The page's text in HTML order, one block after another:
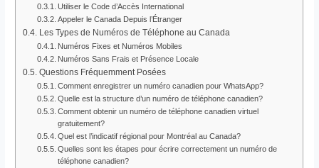
Utiliser le Code d’Accès International
Appeler le Canada Depuis l’Étranger
Les Types de Numéros de Téléphone au Canada
Numéros Fixes et Numéros Mobiles
Numéros Sans Frais et Présence Locale
Questions Fréquemment Posées
Comment enregistrer un numéro canadien pour WhatsApp?
Quelle est la structure d’un numéro de téléphone canadien?
Comment obtenir un numéro de téléphone canadien virtuel
gratuitement?
Quel est l’indicatif régional pour Montréal au Canada?
Quelles sont les étapes pour écrire correctement un numéro de
téléphone canadien?